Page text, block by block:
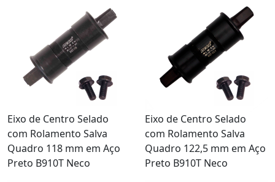
Eixo de Centro Selado
com Rolamento Salva
Quadro 118 mm em Aço
Preto B910T Neco
Eixo de Centro Selado
com Rolamento Salva
Quadro 122,5 mm em Aço
Preto B910T Neco